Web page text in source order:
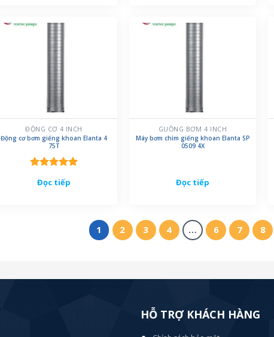
ĐỘNG CƠ 4 INCH
Động cơ bơm giếng khoan Elanta 4
75T
hạng 5.00
Đọc tiếp
GUỒNG BƠM 4 INCH
Máy bơm chìm giếng khoan Elanta SP
0509 4X
Đọc tiếp
1 2 3 4 … 6 7 8
HỖ TRỢ KHÁCH HÀNG